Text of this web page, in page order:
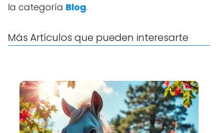
la categoría Blog.
Más Artículos que pueden interesarte